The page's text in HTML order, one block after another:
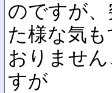
のですが
た様な気
おりませ
すが